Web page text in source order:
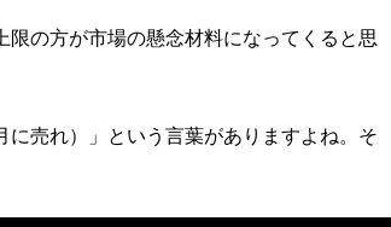
の方が市場の懸念材料になってくると思
売れ）」という言葉がありますよね。そ